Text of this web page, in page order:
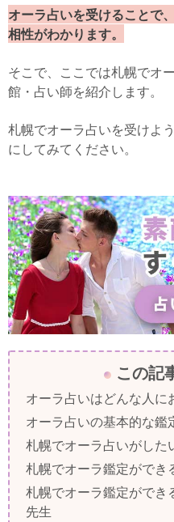
オーラ占いを受けることで
相性がわかります。
そこで、ここでは札幌でオ
館・占い師を紹介します。
札幌でオーラ占いを受けよ
にしてみてください。
この記
オーラ占いはどんな人に
オーラ占いの基本的な鑑
札幌でオーラ占いがした
札幌でオーラ鑑定がで
札幌でオーラ鑑定がで
先生